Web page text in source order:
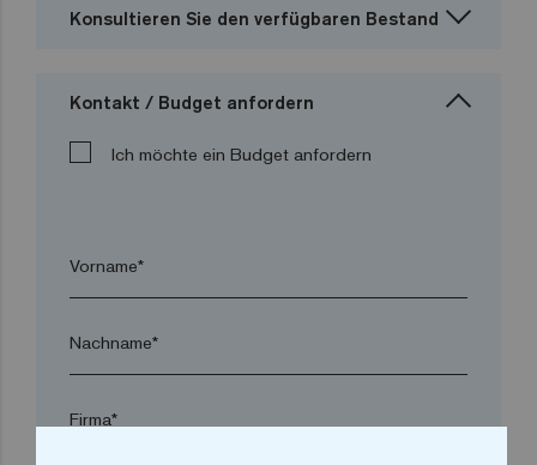
Konsultieren Sie den verfügbaren Bestand
Kontakt / Budget anfordern
Ich möchte ein Budget anfordern
Vorname*
Nachname*
Firma*